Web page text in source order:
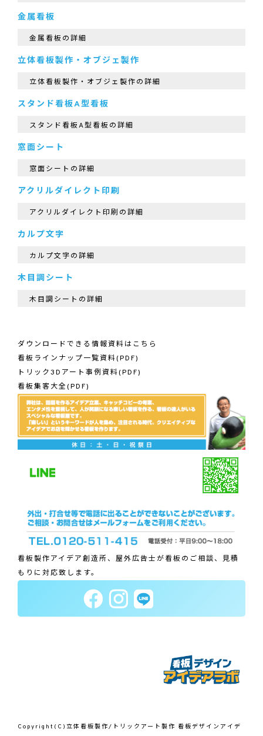
金属看板
金属看板の詳細
立体看板製作・オブジェ製作
立体看板製作・オブジェ製作の詳細
スタンド看板A型看板
スタンド看板A型看板の詳細
窓面シート
窓面シートの詳細
アクリルダイレクト印刷
アクリルダイレクト印刷の詳細
カルプ文字
カルプ文字の詳細
木目調シート
木目調シートの詳細
ダウンロードできる情報資料はこちら
看板ラインナップ一覧資料(PDF)
トリック3Dアート事例資料(PDF)
看板集客大全(PDF)
看板製作アイデア創造所、屋外広告士が看板のご相談、見積
もりに対応致します。